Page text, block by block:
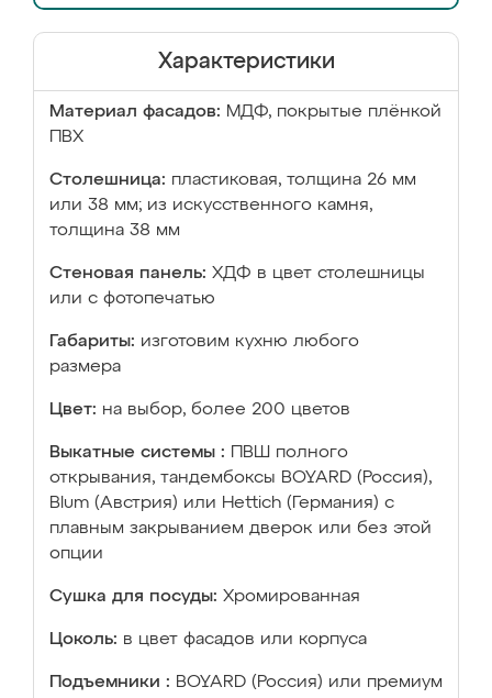
Характеристики
Материал фасадов: МДФ, покрытые плёнкой
ПВХ
Столешница: пластиковая, толщина 26 мм
или 38 мм; из искусственного камня,
толщина 38 мм
Стеновая панель: ХДФ в цвет столешницы
или с фотопечатью
Габариты: изготовим кухню любого
размера
Цвет: на выбор, более 200 цветов
Выкатные системы :
ПВШ полного
открывания, тандембоксы BOYARD (Россия),
Blum (Австрия) или Hettich (Германия) с
плавным закрыванием дверок или без этой
опции
Сушка для посуды: Хромированная
Цоколь: в цвет фасадов или корпуса
Подъемники : BOYARD (Россия) или премиум